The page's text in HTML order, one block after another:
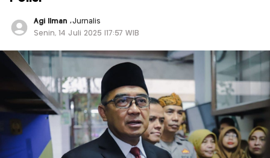
Agi Ilman,Jurnalis
Senin, 14 Juli 2025 |17:57 WIB